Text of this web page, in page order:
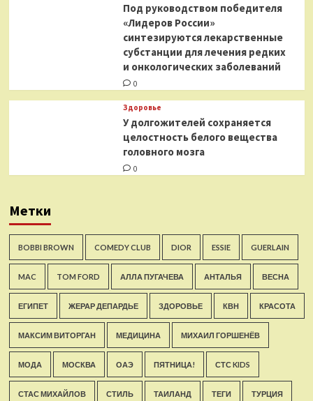
Под руководством победителя
«Лидеров России»
синтезируются лекарственные
субстанции для лечения редких
и онкологических заболеваний
0
Здоровье
У долгожителей сохраняется
целостность белого вещества
головного мозга
0
Метки
BOBBI BROWN COMEDY CLUB DIOR ESSIE GUERLAIN
MAC TOM FORD АЛЛА ПУГАЧЕВА АНТАЛЬЯ ВЕСНА
ЕГИПЕТ ЖЕРАР ДЕПАРДЬЕ ЗДОРОВЬЕ КВН КРАСОТА
МАКСИМ ВИТОРГАН МЕДИЦИНА МИХАИЛ ГОРШЕНЁВ
МОДА МОСКВА ОАЭ ПЯТНИЦА! СТС KIDS
СТАС МИХАЙЛОВ СТИЛЬ ТАИЛАНД ТЕГИ ТУРЦИЯ